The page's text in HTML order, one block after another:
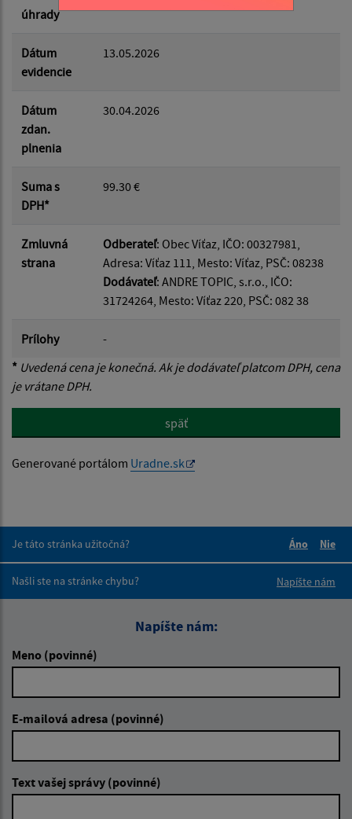
úhrady
Dátum
evidencie
13.05.2026
Dátum
zdan.
plnenia
30.04.2026
Suma s
DPH*
99.30 €
Zmluvná
strana
Odberateľ: Obec Víťaz, IČO: 00327981,
Adresa: Víťaz 111, Mesto: Víťaz, PSČ: 08238
Dodávateľ: ANDRE TOPIC, s.r.o., IČO:
31724264, Mesto: Víťaz 220, PSČ: 082 38
Prílohy
-
* Uvedená cena je konečná. Ak je dodávateľ platcom DPH, cena
je vrátane DPH.
späť
Generované portálom Uradne.sk
Je táto stránka užitočná?
Áno
Nie
Našli ste na stránke chybu?
Napíšte nám
Napíšte nám:
Meno (povinné)
E-mailová adresa (povinné)
Text vašej správy (povinné)